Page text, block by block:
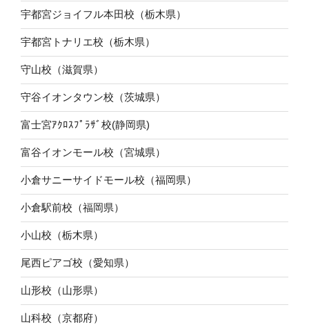
宇都宮ジョイフル本田校（栃木県）
宇都宮トナリエ校（栃木県）
守山校（滋賀県）
守谷イオンタウン校（茨城県）
富士宮ｱｸﾛｽﾌﾟﾗｻﾞ校(静岡県)
富谷イオンモール校（宮城県）
小倉サニーサイドモール校（福岡県）
小倉駅前校（福岡県）
小山校（栃木県）
尾西ピアゴ校（愛知県）
山形校（山形県）
山科校（京都府）